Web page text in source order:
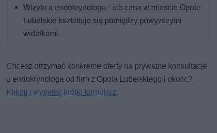
Wizyta u endokrynologa - ich cena w mieście Opole
Lubelskie kształtuje się pomiędzy powyższymi
widełkami.
Chcesz otrzymać konkretne oferty na prywatne konsultacje
u endokrynologa od firm z Opola Lubelskiego i okolic?
Kliknij i wypełnij krótki formularz.